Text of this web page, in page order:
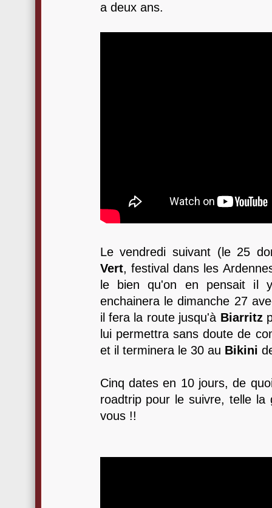
a deux ans.
Le vendredi suivant (le 25
Vert, festival dans les
le bien qu'on en pensait il
enchainera le dimanche 27
il fera la route jusqu'à Biarritz
lui permettra sans doute de
et il terminera le 30 au Bikini
Cinq dates en 10 jours, de
roadtrip pour le suivre, telle la
vous !!